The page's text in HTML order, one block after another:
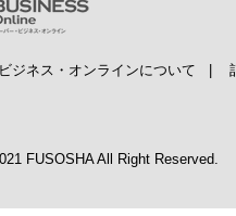
ジネス・オンラインについて
FUSOSHA All Right Reserved.